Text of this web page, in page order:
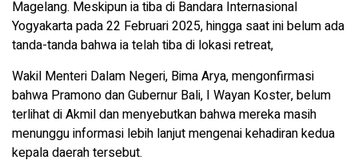
Magelang. Meskipun ia tiba di Bandara Internasional
Yogyakarta pada 22 Februari 2025, hingga saat ini belum ada
tanda-tanda bahwa ia telah tiba di lokasi retreat,
Wakil Menteri Dalam Negeri, Bima Arya, mengonfirmasi
bahwa Pramono dan Gubernur Bali, I Wayan Koster, belum
terlihat di Akmil dan menyebutkan bahwa mereka masih
menunggu informasi lebih lanjut mengenai kehadiran kedua
kepala daerah tersebut.